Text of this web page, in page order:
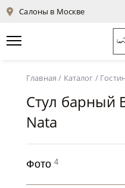
Салоны в Москве
Главная / Каталог /
Стул барный
Nata
Фото 4